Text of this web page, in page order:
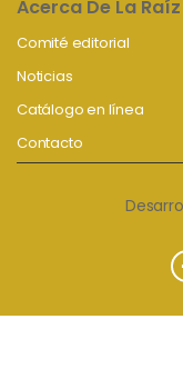
Acerca De La
Comité editorial
Noticias
Catálogo en línea
Contacto